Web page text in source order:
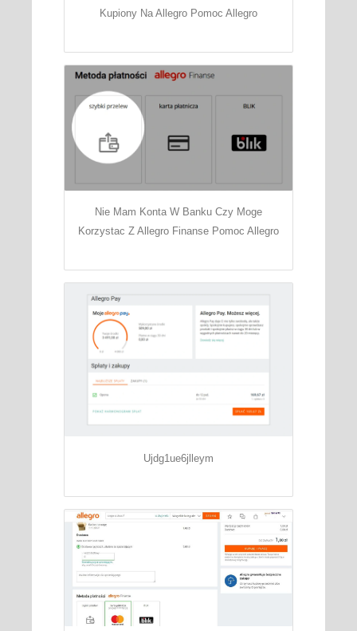
Kupiony Na Allegro Pomoc Allegro
Nie Mam Konta W Banku Czy Moge
Korzystac Z Allegro Finanse Pomoc Allegro
Ujdg1ue6jlleym